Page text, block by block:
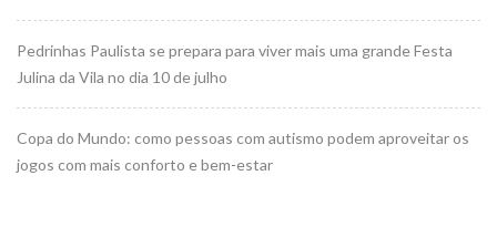
Pedrinhas Paulista se prepara para viver mais uma grande Festa
Julina da Vila no dia 10 de julho
Copa do Mundo: como pessoas com autismo podem aproveitar os
jogos com mais conforto e bem-estar